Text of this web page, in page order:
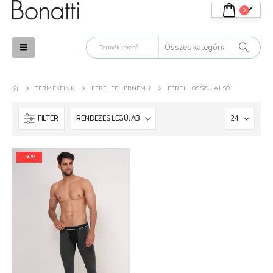
0
TERMÉKEINK FÉRFI FEHÉRNEMŰ FÉRFI HOSSZÚ ALSÓ
FILTER
-50%